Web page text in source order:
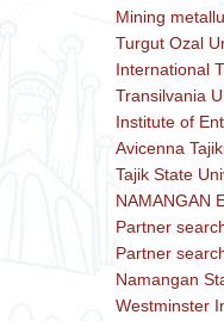
Mining
Turgut Ozal
International
Transilvania
Institute of
Avicenna
Tajik State
NAMANGAN
Partner
Partner
Namangan
Westminster